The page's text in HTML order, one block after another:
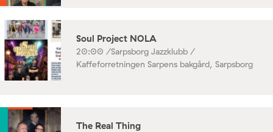
Soul Project NOLA
20:00 /Sarpsborg Jazzklubb /
Kaffeforretningen Sarpens bakgård, Sarpsborg
The Real Thing